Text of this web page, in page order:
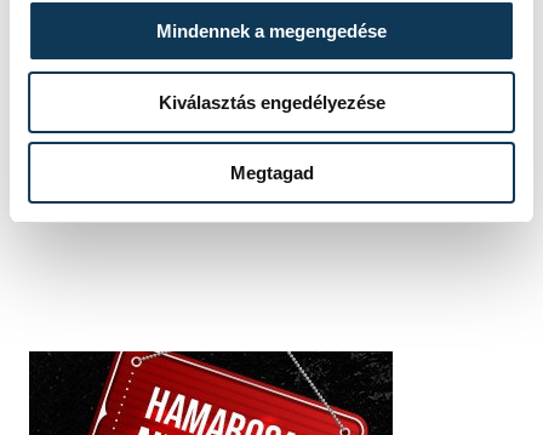
Mindennek a megengedése
Kiválasztás engedélyezése
Megtagad
SZERZŐ
vehir.hu